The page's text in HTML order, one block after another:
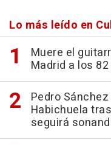
Lo más leído en
Muere el
Madrid a los
Pedro
Habichuela
seguirá